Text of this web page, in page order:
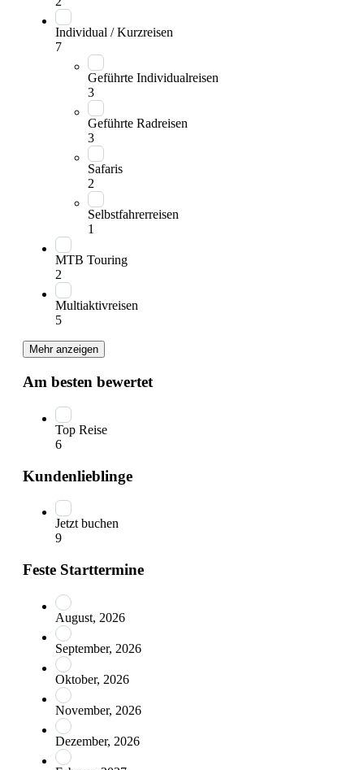
Individual / Kurzreisen
7
Geführte Individualreisen
3
Geführte Radreisen
3
Safaris
2
Selbstfahrerreisen
1
MTB Touring
2
Multiaktivreisen
5
Mehr anzeigen
Am besten bewertet
Top Reise
6
Kundenlieblinge
Jetzt buchen
9
Feste Starttermine
August, 2026
September, 2026
Oktober, 2026
November, 2026
Dezember, 2026